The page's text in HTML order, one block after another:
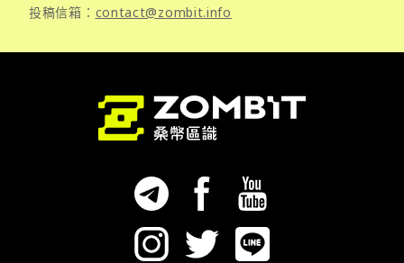
投稿信箱： contact@zombit.info